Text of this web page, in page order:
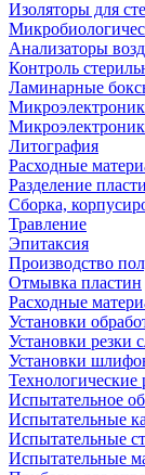
Изоляторы для
Анализаторы
Контроль
Ламинарные
Литография
Расходные
Разделение
Сборка,
Травление
Эпитаксия
Производство
Отмывка пластин
Расходные
Установки
Установки резки
Установки
Испытательное
Испытательные
Испытательные
Испытательные